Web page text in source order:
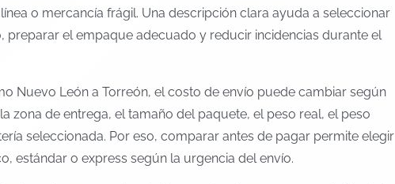
o mercancía frágil. Una descripción clara ayuda a seleccionar
preparar el empaque adecuado y reducir incidencias durante el
Nuevo León a Torreón, el costo de envío puede cambiar según
zona de entrega, el tamaño del paquete, el peso real, el peso
seleccionada. Por eso, comparar antes de pagar permite elegir
estándar o express según la urgencia del envío.